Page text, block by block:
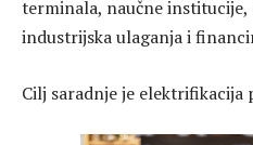
terminala, naučne
industrijska ulaganja i
Cilj saradnje je elektrifikacija